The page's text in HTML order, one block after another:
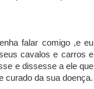
falar comigo ,e eu
cavalos e carros e
e dissesse a ele que
curado da sua doença.